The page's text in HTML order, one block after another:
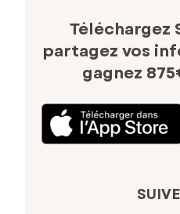
Téléchargez
partagez vos
gagnez